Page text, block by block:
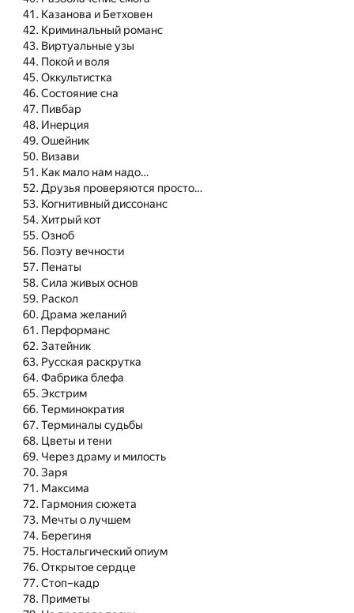
Казанова и Бетховен
Криминальный романс
Виртуальные узы
Покой и воля
Оккультистка
Состояние сна
Пивбар
Инерция
Ошейник
Визави
Как мало нам надо…
Друзья проверяются просто…
Когнитивный диссонанс
Хитрый кот
Озноб
Поэту вечности
Пенаты
Сила живых основ
Раскол
Драма желаний
Перформанс
Затейник
Русская раскрутка
Фабрика блефа
Экстрим
Терминократия
Терминалы судьбы
Цветы и тени
Через драму и милость
Заря
Максима
Гармония сюжета
Мечты о лучшем
Берегиня
Ностальгический опиум
Открытое сердце
Стоп–кадр
Приметы